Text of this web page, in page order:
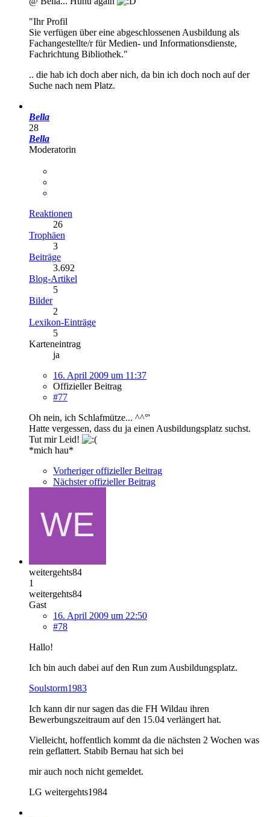
"Ihr Profil
Sie verfügen über eine abgeschlossenen Ausbildung als
Fachangestellte/r für Medien- und Informationsdienste,
Fachrichtung Bibliothek."
.. die hab ich doch aber nich, da bin ich doch noch auf der
Suche nach nem Platz.
Bella
28
Bella
Moderatorin
Reaktionen
26
Trophäen
3
Beiträge
3.692
Blog-Artikel
5
Bilder
2
Lexikon-Einträge
5
Karteneintrag
ja
16. April 2009 um 11:37
Offizieller Beitrag
#77
Oh nein, ich Schlafmütze... ^^°'
Hatte vergessen, dass du ja einen Ausbildungsplatz suchst.
Tut mir Leid!
*mich hau*
Vorheriger offizieller Beitrag
Nächster offizieller Beitrag
weitergehts84
1
weitergehts84
Gast
16. April 2009 um 22:50
#78
Hallo!
Ich bin auch dabei auf den Run zum Ausbildungsplatz.
Soulstorm1983
Ich kann dir nur sagen das die FH Wildau ihren
Bewerbungszeitraum auf den 15.04 verlängert hat.
Vielleicht, hoffentlich kommt da die nächsten 2 Wochen was
rein geflattert. Stabib Bernau hat sich bei
mir auch noch nicht gemeldet.
LG weitergehts1984